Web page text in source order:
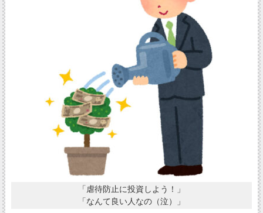
「虐待防止に投資しよう！」
「なんて良い人なの（泣）」